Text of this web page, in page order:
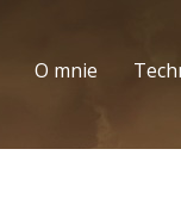
O mnie